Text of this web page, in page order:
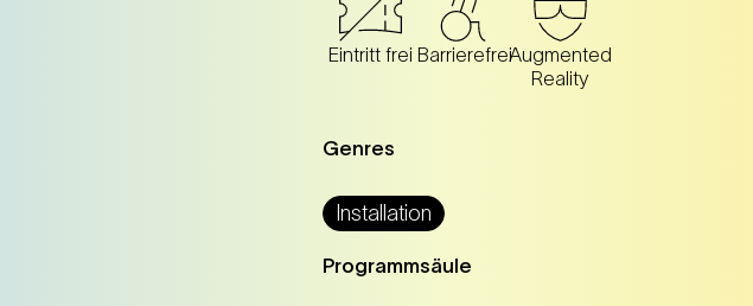
Eintritt frei BarrierefreiAugmented
Reality
Genres
Installation
Programmsäule